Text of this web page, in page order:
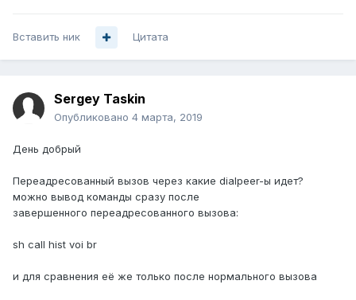
Вставить ник Цитата
Sergey Taskin
Опубликовано 4 марта, 2019
День добрый
Переадресованный вызов через какие dialpeer-ы идет?
можно вывод команды сразу после
завершенного переадресованного вызова:
sh call hist voi br
и для сравнения её же только после нормального вызова